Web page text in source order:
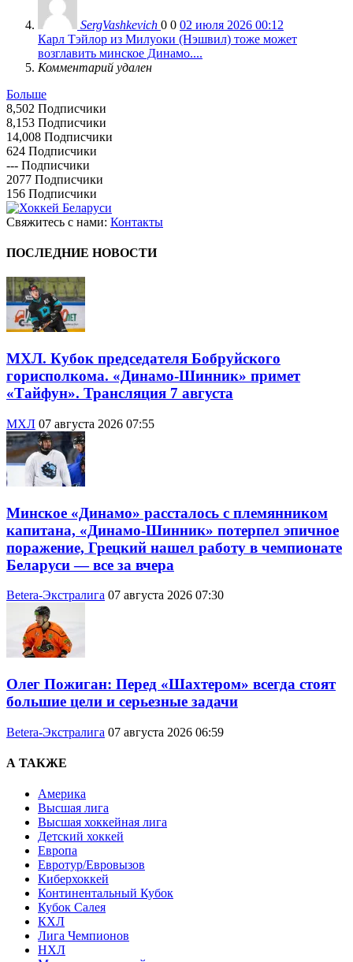
SergVashkevich 0 0 02 июля 2026 00:12
Карл Тэйлор из Милуоки (Нэшвил) тоже может
возглавить минское Динамо....
Комментарий удален
Больше
8,502 Подписчики
8,153 Подписчики
14,008 Подписчики
624 Подписчики
--- Подписчики
2077 Подписчики
156 Подписчики
Свяжитесь с нами: Контакты
ПОСЛЕДНИЕ НОВОСТИ
МХЛ. Кубок председателя Бобруйского
горисполкома. «Динамо-Шинник» примет
«Тайфун». Трансляция 7 августа
МХЛ 07 августа 2026 07:55
Минское «Динамо» рассталось с племянником
капитана, «Динамо-Шинник» потерпел эпичное
поражение, Грецкий нашел работу в чемпионате
Беларуси — все за вчера
Betera-Экстралига 07 августа 2026 07:30
Олег Пожиган: Перед «Шахтером» всегда стоят
большие цели и серьезные задачи
Betera-Экстралига 07 августа 2026 06:59
А ТАКЖЕ
Америка
Высшая лига
Высшая хоккейная лига
Детский хоккей
Европа
Евротур/Евровызов
Киберхоккей
Континентальный Кубок
Кубок Салея
КХЛ
Лига Чемпионов
НХЛ